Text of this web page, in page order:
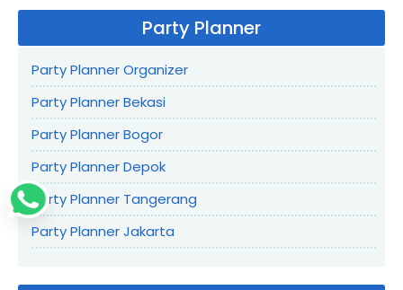
Party Planner
Party Planner Organizer
Party Planner Bekasi
Party Planner Bogor
Party Planner Depok
Party Planner Tangerang
Party Planner Jakarta